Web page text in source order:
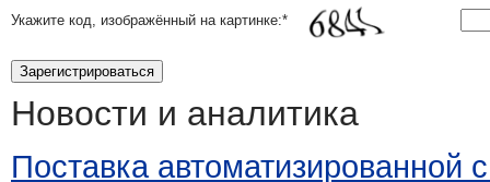
Укажите код, изображённый на картинке:*
Новости и аналитика
Поставка автоматизированной